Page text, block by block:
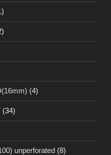
(4)
(34)
unperforated (8)